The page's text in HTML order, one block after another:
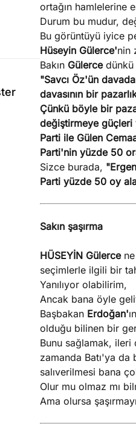
ortağın hamlelerine
Durum bu mudur,
Bu görüntüyü iyice
Hüseyin Gülerce'nin
Bakın Gülerce dünkü
"Savcı Öz'ün
davasının bir
Çünkü böyle bir
değiştirmeye güçleri
Parti ile Gülen
Parti'nin yüzde 50
Sizce burada,
Parti yüzde 50 oy
Sakın şaşırma
HÜSEYİN Gülerce
seçimlerle ilgili bir
Yanılıyor olabilirim,
Ancak bana öyle
Başbakan Erdoğan'
olduğu bilinen bir
Bunu sağlamak,
zamanda Batı'ya
salıverilmesi bana
Olur mu olmaz mı
Ama olursa